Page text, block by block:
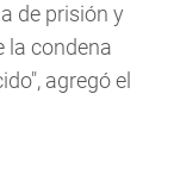
de prisión y
la condena
agregó el